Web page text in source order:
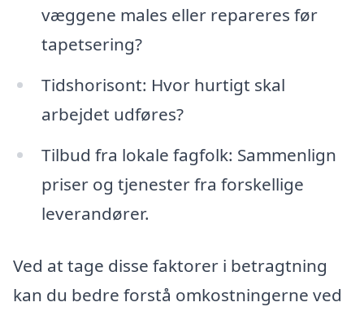
væggene males eller repareres før
tapetsering?
Tidshorisont: Hvor hurtigt skal
arbejdet udføres?
Tilbud fra lokale fagfolk: Sammenlign
priser og tjenester fra forskellige
leverandører.
Ved at tage disse faktorer i betragtning
kan du bedre forstå omkostningerne ved